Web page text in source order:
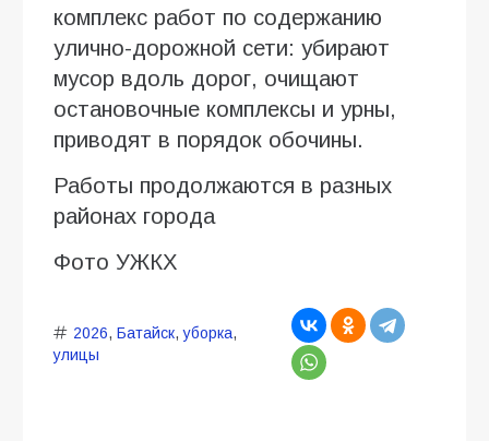
комплекс работ по содержанию
улично-дорожной сети: убирают
мусор вдоль дорог, очищают
остановочные комплексы и урны,
приводят в порядок обочины.
Работы продолжаются в разных
районах города
Фото УЖКХ
2026, Батайск,уборка,
улицы